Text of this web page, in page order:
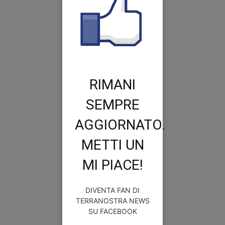
RIMANI
SEMPRE
AGGIORNATO.
METTI UN
MI PIACE!
DIVENTA FAN DI
TERRANOSTRA NEWS
SU FACEBOOK